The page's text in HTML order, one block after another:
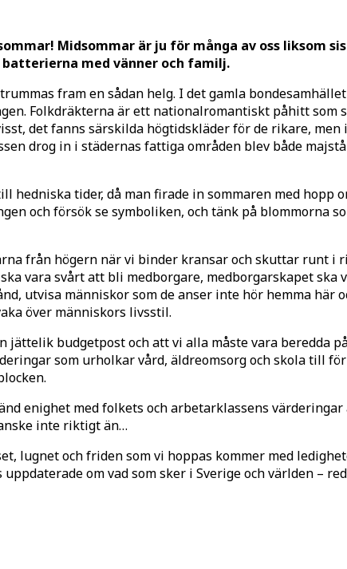
Midsommar är ju för många av oss liksom
med vänner och familj.
fram en sådan helg. I det gamla
Folkdräkterna är ett nationalromantiskt påhitt som
det fanns särskilda högtidskläder för de rikare,
drog in i städernas fattiga områden blev både
tider, då man firade in sommaren med hopp
och försök se symboliken, och tänk på blommorna
från högern när vi binder kransar och skuttar runt i
vara svårt att bli medborgare, medborgarskapet ska
utvisa människor som de anser inte hör hemma här
över människors livsstil.
budgetpost och att vi alla måste vara beredda
som urholkar vård, äldreomsorg och skola till
enighet med folkets och arbetarklassens
inte riktigt än…
lugnet och friden som vi hoppas kommer med
om vad som sker i Sverige och världen –